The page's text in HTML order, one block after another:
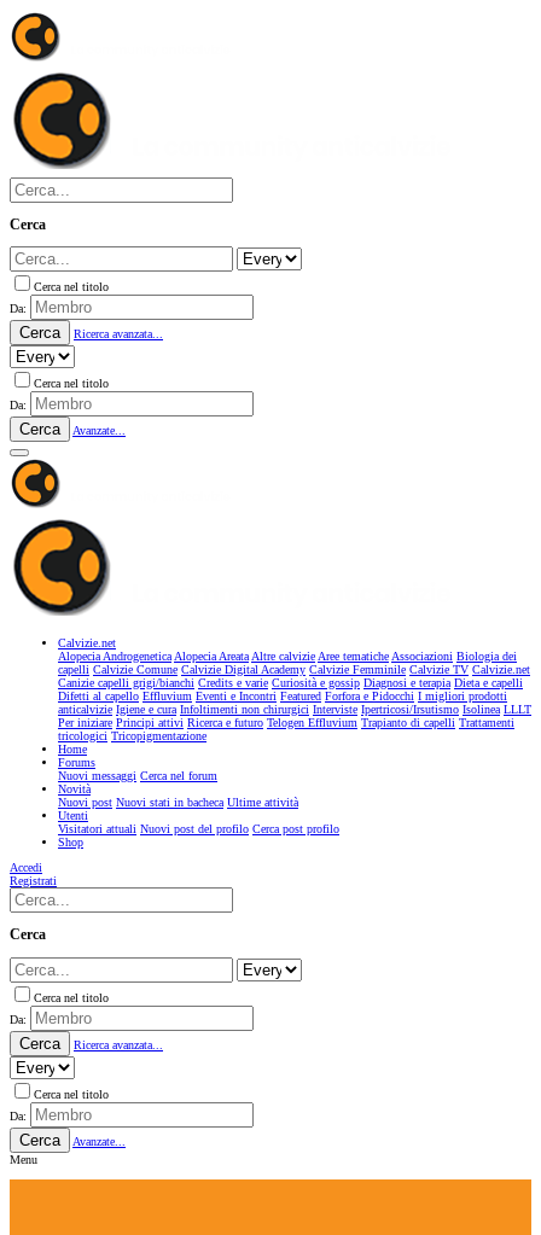
Cerca
Cerca nel titolo
Da:
Cerca Ricerca avanzata...
Cerca nel titolo
Da:
Cerca Avanzate...
Calvizie.net
Alopecia AndrogeneticaAlopecia AreataAltre calvizieAree tematicheAssociazioni Biologia dei
capelli Calvizie Comune Calvizie Digital Academy Calvizie Femminile Calvizie TV Calvizie.net
Canizie capelli grigi/bianchi Credits e varie Curiosità e gossip Diagnosi e terapia Dieta e capelli
Difetti al capello Effluvium Eventi e Incontri Featured Forfora e Pidocchi I migliori prodotti
anticalvizie Igiene e cura Infoltimenti non chirurgici Interviste Ipertricosi/Irsutismo Isolinea LLLT
Per iniziare Principi attivi Ricerca e futuro Telogen Effluvium Trapianto di capelli Trattamenti
tricologici Tricopigmentazione
Home
Forums
Nuovi messaggi Cerca nel forum
Novità
Nuovi post Nuovi stati in bacheca Ultime attività
Utenti
Visitatori attuali Nuovi post del profilo Cerca post profilo
Shop
Accedi
Registrati
Cerca
Cerca nel titolo
Da:
Cerca Ricerca avanzata...
Cerca nel titolo
Da:
Cerca
Avanzate...
Menu